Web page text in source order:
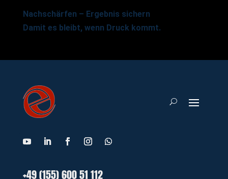
Nachschärfen – Ergebnis sichern
Damit es bleibt, wenn Druck kommt.
+49 (155) 600 51 112